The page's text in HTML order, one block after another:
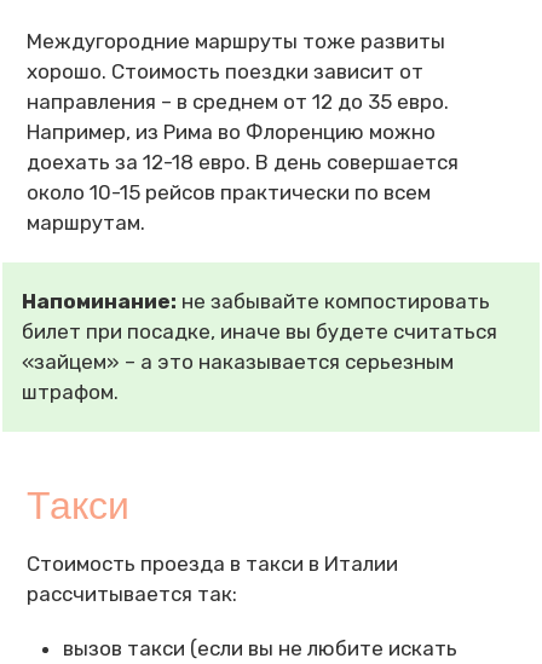
Междугородние маршруты тоже развиты
хорошо. Стоимость поездки зависит от
направления – в среднем от 12 до 35 евро.
Например, из Рима во Флоренцию можно
доехать за 12-18 евро. В день совершается
около 10-15 рейсов практически по всем
маршрутам.
Напоминание: не забывайте компостировать
билет при посадке, иначе вы будете считаться
«зайцем» – а это наказывается серьезным
штрафом.
Такси
Стоимость проезда в такси в Италии
рассчитывается так:
вызов такси (если вы не любите искать